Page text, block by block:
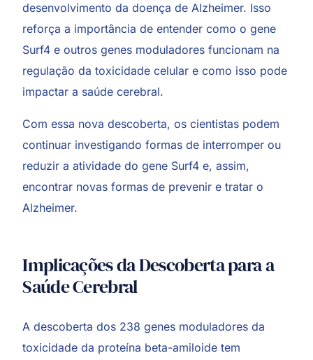
desenvolvimento da doença de Alzheimer. Isso
reforça a importância de entender como o gene
Surf4 e outros genes moduladores funcionam na
regulação da toxicidade celular e como isso pode
impactar a saúde cerebral.
Com essa nova descoberta, os cientistas podem
continuar investigando formas de interromper ou
reduzir a atividade do gene Surf4 e, assim,
encontrar novas formas de prevenir e tratar o
Alzheimer.
Implicações da Descoberta para a
Saúde Cerebral
A descoberta dos 238 genes moduladores da
toxicidade da proteína beta-amiloide tem